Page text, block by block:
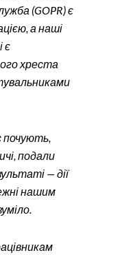
(GOPR) є
а наші
є
хреста
подали
— дії
нашим